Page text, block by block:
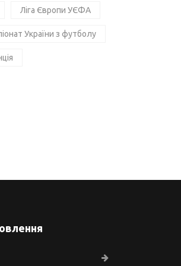
Ліга Європи УЄФА
України з футболу